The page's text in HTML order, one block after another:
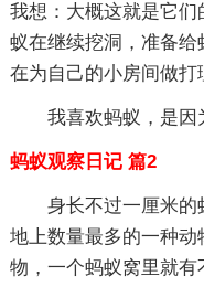
我想：大概这就是它
蚁在继续挖洞，准备
在为自己的小房间做打
我喜欢蚂蚁，是因
蚂蚁观察日记 篇2
身长不过一厘米
地上数量最多的一种
物，一个蚂蚁窝里就有